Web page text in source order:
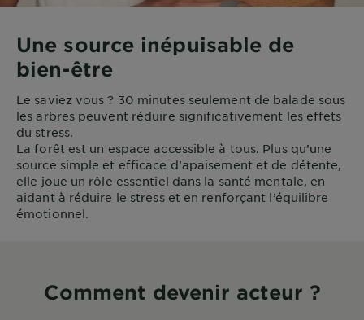
Une source inépuisable de
bien-être
Le saviez vous ? 30 minutes seulement de balade sous
les arbres peuvent réduire significativement les effets
du stress.
La forêt est un espace accessible à tous. Plus qu’une
source simple et efficace d’apaisement et de détente,
elle joue un rôle essentiel dans la santé mentale, en
aidant à réduire le stress et en renforçant l’équilibre
émotionnel.
Comment devenir acteur ?